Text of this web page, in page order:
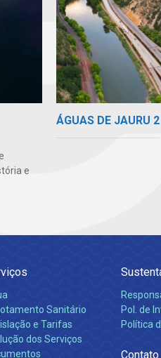
e
ÁGUAS DE JAURU 2
Sanitário
e Tarifas
dos Serviços
Pol. de
Política
Contato